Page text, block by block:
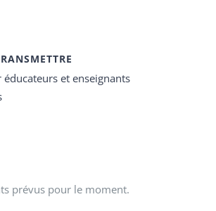
et enseignants
prévus pour le moment.